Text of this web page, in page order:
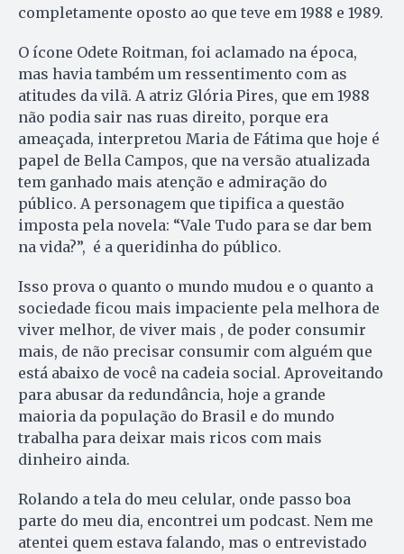
completamente oposto ao que teve em 1988 e 1989.
O ícone Odete Roitman, foi aclamado na época,
mas havia também um ressentimento com as
atitudes da vilã. A atriz Glória Pires, que em 1988
não podia sair nas ruas direito, porque era
ameaçada, interpretou Maria de Fátima que hoje é
papel de Bella Campos, que na versão atualizada
tem ganhado mais atenção e admiração do
público. A personagem que tipifica a questão
imposta pela novela: “Vale Tudo para se dar bem
na vida?”, é a queridinha do público.
Isso prova o quanto o mundo mudou e o quanto a
sociedade ficou mais impaciente pela melhora de
viver melhor, de viver mais , de poder consumir
mais, de não precisar consumir com alguém que
está abaixo de você na cadeia social. Aproveitando
para abusar da redundância, hoje a grande
maioria da população do Brasil e do mundo
trabalha para deixar mais ricos com mais
dinheiro ainda.
Rolando a tela do meu celular, onde passo boa
parte do meu dia, encontrei um podcast. Nem me
atentei quem estava falando, mas o entrevistado